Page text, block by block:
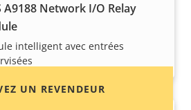
A9188 Network I/O Relay
intelligent avec entrées
de produits et de
UN REVENDEUR